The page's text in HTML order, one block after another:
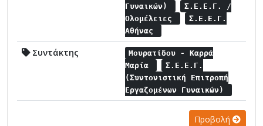
Γυναικών)
Σ.Ε.Ε.Γ. /
Ολομέλειες
Σ.Ε.Ε.Γ.
Αθήνας
Συντάκτης
Μουρατίδου - Καρρά
Μαρία
Σ.Ε.Ε.Γ.
(Συντονιστική Επιτροπή
Εργαζομένων Γυναικών)
Προβολή